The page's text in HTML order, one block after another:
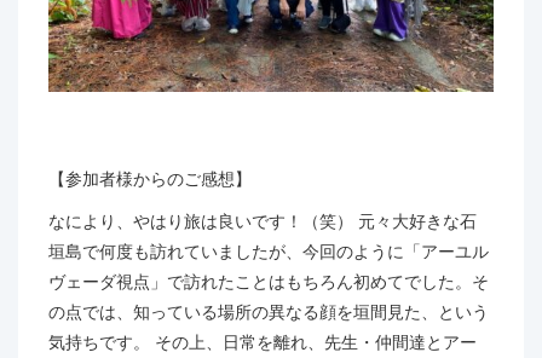
【参加者様からのご感想】
なにより、やはり旅は良いです！（笑） 元々大好きな石
垣島で何度も訪れていましたが、今回のように「アーユル
ヴェーダ視点」で訪れたことはもちろん初めてでした。そ
の点では、知っている場所の異なる顔を垣間見た、という
気持ちです。 その上、日常を離れ、先生・仲間達とアー